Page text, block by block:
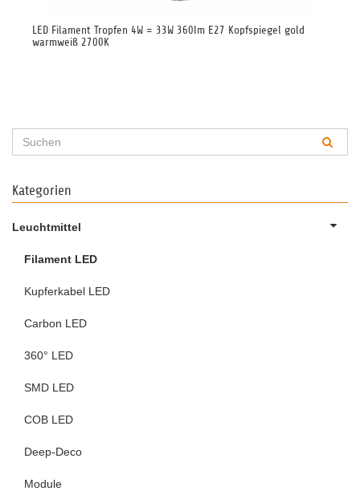
LED Filament Tropfen 4W = 33W 360lm E27 Kopfspiegel gold
warmweiß 2700K
Kategorien
Leuchtmittel
Filament LED
Kupferkabel LED
Carbon LED
360° LED
SMD LED
COB LED
Deep-Deco
Module